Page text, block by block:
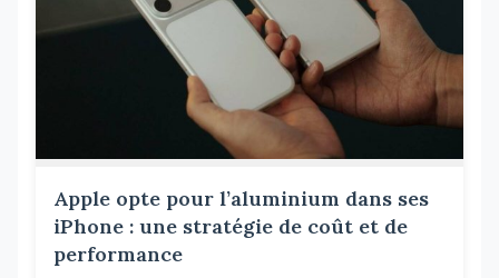
Apple opte pour l’aluminium dans ses
iPhone : une stratégie de coût et de
performance